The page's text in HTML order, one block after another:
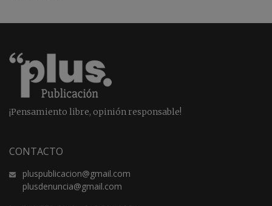
¡Pensamiento libre, opinión responsable!
CONTACTO
pluspublicacion@gmail.com
plusdenuncia@gmail.com